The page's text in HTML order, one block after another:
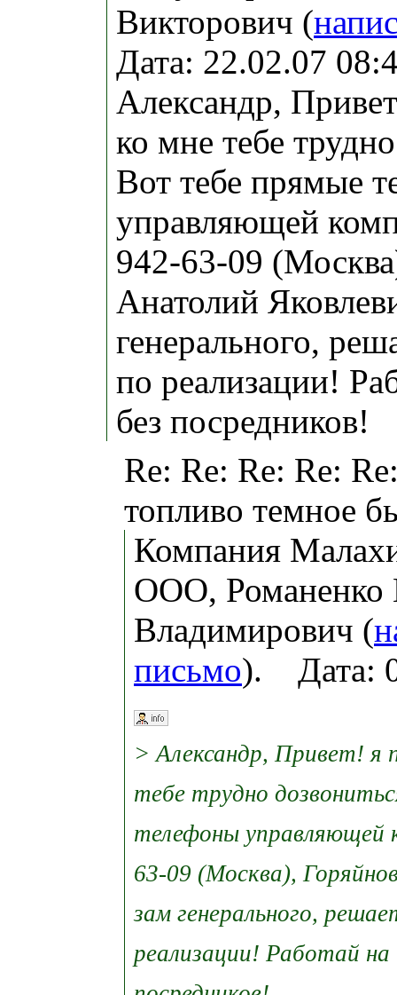
Викторович (
Дата: 22.02.07
Александр,
ко мне тебе
Вот тебе прямые
управляющей
942-63-09
Анатолий
генерального,
по реализации!
без посредников!
Re: Re: Re: Re:
топливо темное
Компания
ООО,
Владимирович (
письмо). Дата:
> Александр, Привет! я
тебе трудно
телефоны управляющей
63-09 (Москва),
зам генерального,
реализации! Работай